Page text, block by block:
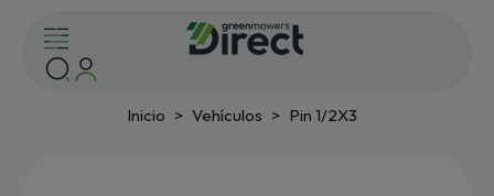
Inicio Vehículos Pin 1/2X3